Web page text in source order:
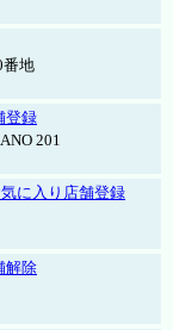
地
登録
201
に入り店舗登録
解除